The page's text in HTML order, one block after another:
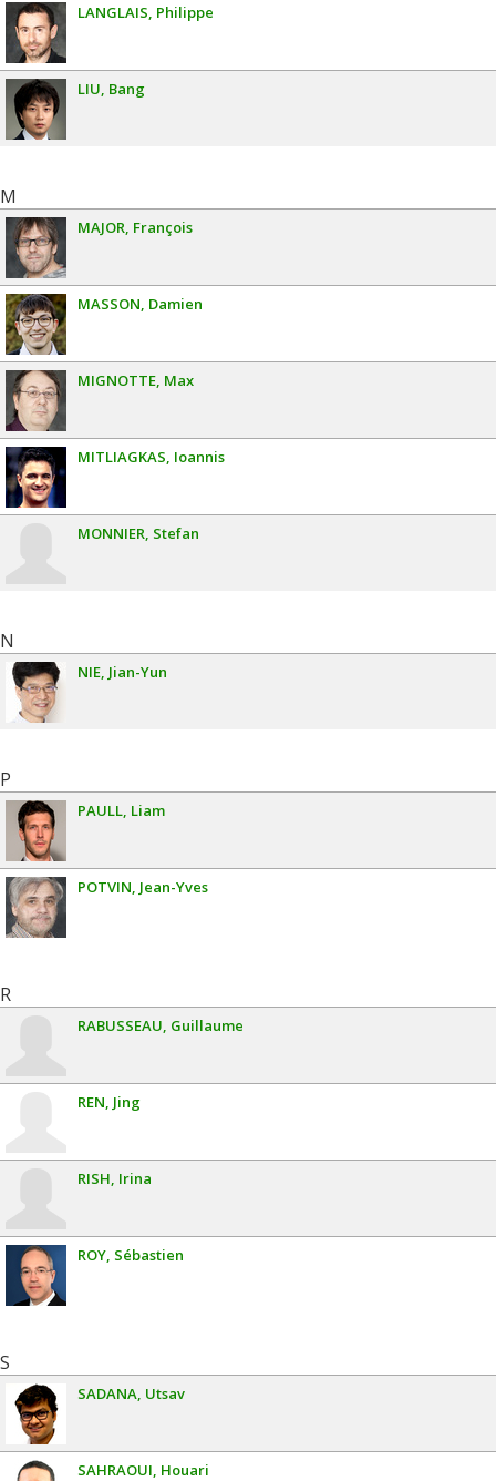
LANGLAIS Philippe
LIU Bang
M
MAJOR François
MASSON Damien
MIGNOTTE Max
MITLIAGKAS Ioannis
MONNIER Stefan
N
NIE Jian-Yun
P
PAULL Liam
POTVIN Jean-Yves
R
RABUSSEAU Guillaume
REN Jing
RISH Irina
ROY Sébastien
S
SADANA Utsav
SAHRAOUI Houari